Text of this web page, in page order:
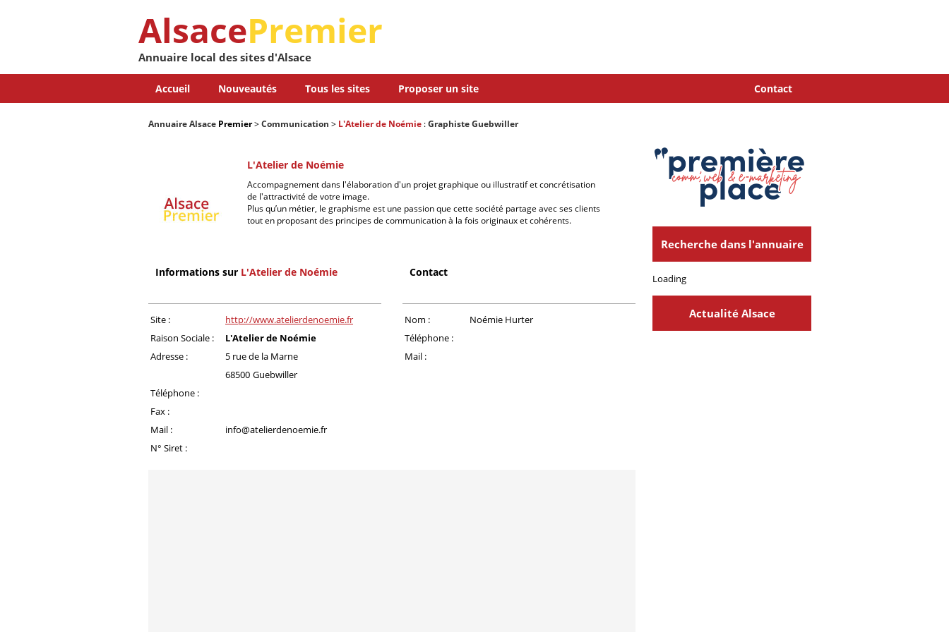
AlsacePremier
Annuaire local des sites d'Alsace
Accueil Nouveautés Tous les sites Proposer un site Contact
Annuaire Alsace Premier>Communication > L'Atelier de Noémie :Graphiste Guebwiller
L'Atelier de Noémie
Accompagnement dans l'élaboration d'un projet graphique ou illustratif et concrétisation
de l'attractivité de votre image.
Plus qu’un métier, le graphisme est une passion que cette société partage avec ses clients
tout en proposant des principes de communication à la fois originaux et cohérents.
Informations sur L'Atelier de Noémie Contact
Site :
http://www.atelierdenoemie.fr
Raison Sociale :
L'Atelier de Noémie
Adresse :
5 rue de la Marne
68500 Guebwiller
Téléphone :
Fax :
Mail :
info@atelierdenoemie.fr
N° Siret :
Nom :
Noémie Hurter
Téléphone :
Mail :
Recherche dans l'annuaire
Loading
Actualité Alsace